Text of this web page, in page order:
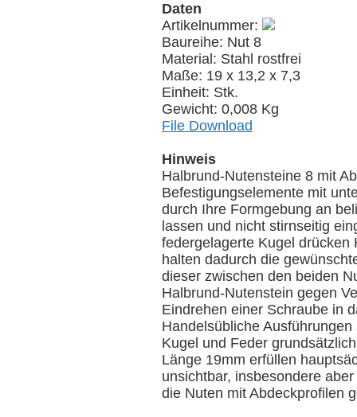
Daten
Artikelnummer:
Baureihe: Nut 8
Material: Stahl rostfrei
Maße: 19 x 13,2 x 7,3
Einheit: Stk.
Gewicht: 0,008 Kg
File Download
Hinweis
Halbrund-Nutensteine 8 mit
Befestigungselemente mit
durch Ihre Formgebung an
lassen und nicht stirnseitig
federgelagerte Kugel drücken
halten dadurch die
dieser zwischen den beiden
Halbrund-Nutenstein gegen
Eindrehen einer Schraube in
Handelsübliche
Kugel und Feder
Länge 19mm erfüllen
unsichtbar, insbesondere
die Nuten mit Abdeckprofilen